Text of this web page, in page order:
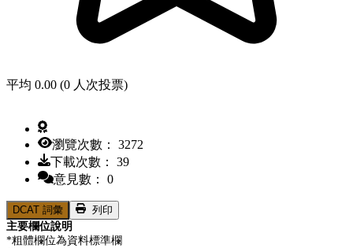
平均 0.00 (0 人次投票)
瀏覽次數： 3272
下載次數： 39
意見數： 0
DCAT 詞彙
列印
主要欄位說明
*粗體欄位為資料標準欄